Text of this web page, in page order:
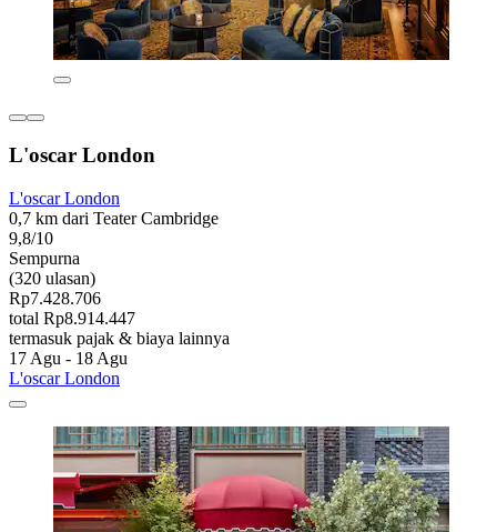
L'oscar London
L'oscar London
0,7 km dari Teater Cambridge
9,8/10
Sempurna
(320 ulasan)
Rp7.428.706
total Rp8.914.447
termasuk pajak & biaya lainnya
17 Agu - 18 Agu
L'oscar London